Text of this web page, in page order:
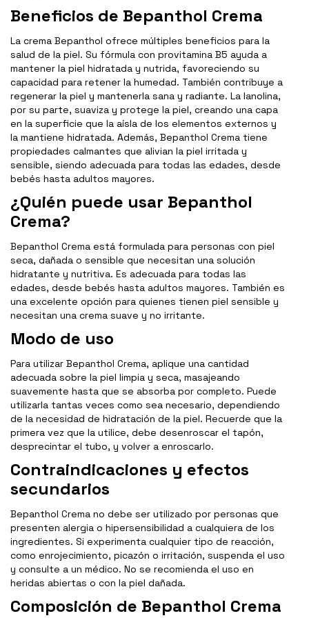
Beneficios de Bepanthol Crema
La crema Bepanthol ofrece múltiples beneficios para la
salud de la piel. Su fórmula con provitamina B5 ayuda a
mantener la piel hidratada y nutrida, favoreciendo su
capacidad para retener la humedad. También contribuye a
regenerar la piel y mantenerla sana y radiante. La lanolina,
por su parte, suaviza y protege la piel, creando una capa
en la superficie que la aísla de los elementos externos y
la mantiene hidratada. Además, Bepanthol Crema tiene
propiedades calmantes que alivian la piel irritada y
sensible, siendo adecuada para todas las edades, desde
bebés hasta adultos mayores.
¿Quién puede usar Bepanthol
Crema?
Bepanthol Crema está formulada para personas con piel
seca, dañada o sensible que necesitan una solución
hidratante y nutritiva. Es adecuada para todas las
edades, desde bebés hasta adultos mayores. También es
una excelente opción para quienes tienen piel sensible y
necesitan una crema suave y no irritante.
Modo de uso
Para utilizar Bepanthol Crema, aplique una cantidad
adecuada sobre la piel limpia y seca, masajeando
suavemente hasta que se absorba por completo. Puede
utilizarla tantas veces como sea necesario, dependiendo
de la necesidad de hidratación de la piel. Recuerde que la
primera vez que la utilice, debe desenroscar el tapón,
desprecintar el tubo, y volver a enroscarlo.
Contraindicaciones y efectos
secundarios
Bepanthol Crema no debe ser utilizado por personas que
presenten alergia o hipersensibilidad a cualquiera de los
ingredientes. Si experimenta cualquier tipo de reacción,
como enrojecimiento, picazón o irritación, suspenda el uso
y consulte a un médico. No se recomienda el uso en
heridas abiertas o con la piel dañada.
Composición de Bepanthol Crema